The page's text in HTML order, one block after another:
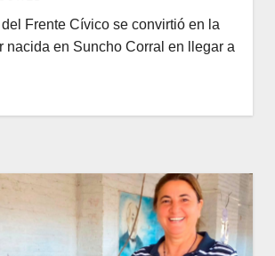
Frente Cívico se convirtió en la
nacida en Suncho Corral en llegar a